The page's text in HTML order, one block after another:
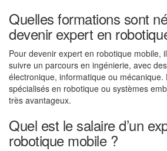
Quelles formations sont
devenir expert en
Pour devenir expert en robotique mobile,
suivre un parcours en ingénierie, avec
électronique, informatique ou mécanique.
spécialisés en robotique ou systèmes
très avantageux.
Quel est le salaire d’un
robotique mobile ?